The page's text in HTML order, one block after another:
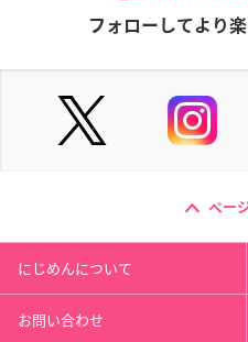
フォローしてより
ペー
にじめんについて
お問い合わせ